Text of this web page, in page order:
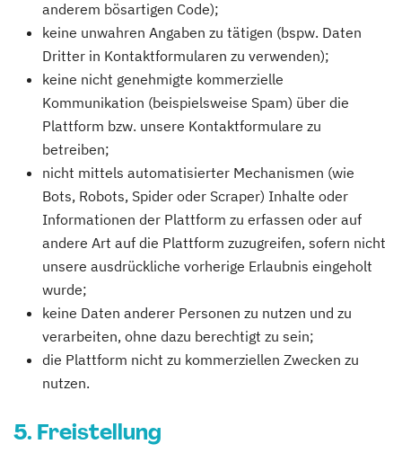
anderem bösartigen Code);
keine unwahren Angaben zu tätigen (bspw. Daten
Dritter in Kontaktformularen zu verwenden);
keine nicht genehmigte kommerzielle
Kommunikation (beispielsweise Spam) über die
Plattform bzw. unsere Kontaktformulare zu
betreiben;
nicht mittels automatisierter Mechanismen (wie
Bots, Robots, Spider oder Scraper) Inhalte oder
Informationen der Plattform zu erfassen oder auf
andere Art auf die Plattform zuzugreifen, sofern nicht
unsere ausdrückliche vorherige Erlaubnis eingeholt
wurde;
keine Daten anderer Personen zu nutzen und zu
verarbeiten, ohne dazu berechtigt zu sein;
die Plattform nicht zu kommerziellen Zwecken zu
nutzen.
5. Freistellung